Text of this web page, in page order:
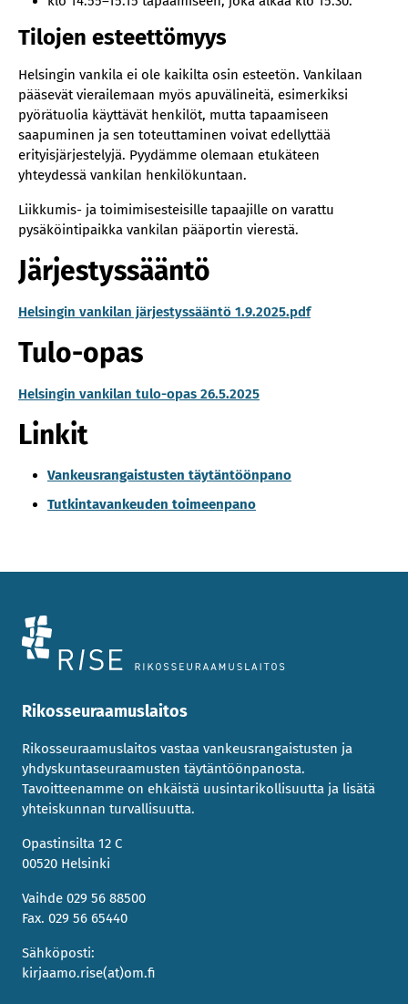
Tilojen esteettömyys
Helsingin vankila ei ole kaikilta osin esteetön. Vankilaan
pääsevät vierailemaan myös apuvälineitä, esimerkiksi
pyörätuolia käyttävät henkilöt, mutta tapaamiseen
saapuminen ja sen toteuttaminen voivat edellyttää
erityisjärjestelyjä. Pyydämme olemaan etukäteen
yhteydessä vankilan henkilökuntaan.
Liikkumis- ja toimimisesteisille tapaajille on varattu
pysäköintipaikka vankilan pääportin vierestä.
Järjestyssääntö
Helsingin vankilan järjestyssääntö 1.9.2025.pdf​
‍Tulo-opas
Helsingin vankilan tulo-opas 26.5.2025
Linkit
Van­keus­ran­gais­tus­ten täy­tän­töön­pa­no
Tut­kin­ta­van­keu­den toi­meen­pa­no
Rikosseuraamuslaitos
Rikosseuraamuslaitos vastaa vankeusrangaistusten ja
yhdyskuntaseuraamusten täytäntöönpanosta.
Tavoitteenamme on ehkäistä uusintarikollisuutta ja lisätä
yhteiskunnan turvallisuutta.
Opastinsilta 12 C
00520 Helsinki
Vaihde 029 56 88500
Fax. 029 56 65440
Sähköposti:
kirjaamo.rise(at)om.fi